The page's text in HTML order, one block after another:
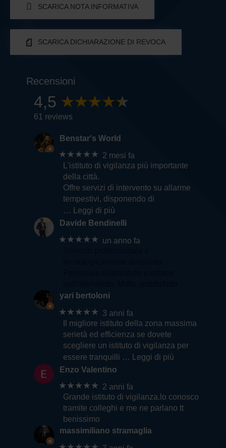
SCARICA NOTA INFORMATIVA
SCARICA DICHIARAZIONE DI REVOCA
Recensioni
4,5
61 reviews
Benstar's World
★★★★★ 2 mesi fa
L'istituto di vigilanza più importante
della città.
Offre servizi di intervento su allarme
tempestivi, disponendo di
… Leggi di più
Davide Bendinelli
★★★★★ un anno fa
yari bertoloni
★★★★★ 3 anni fa
Il migliore istituto della zona massima
serietà ed efficienza se dovete
scegliere un istituto di vigilanza per
essere tranquilli … Leggi di più
Enzo Valentino
★★★★★ 2 anni fa
Grande istituto di vigilanza.lo conosco
tramite colleghi e me ne parlano tt
benissimo
massimiliano stramaglia